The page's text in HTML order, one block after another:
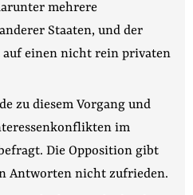
Uns
mehrere
Staaten, und der
einen nicht rein privaten
zu diesem Vorgang und
im
Die Opposition gibt
Antworten nicht zufrieden.